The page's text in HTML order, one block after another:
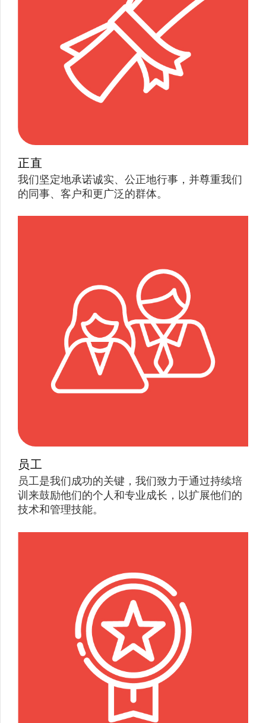
正直
我们坚定地承诺诚实、公正地行事，并尊重我们
的同事、客户和更广泛的群体。
员工
员工是我们成功的关键，我们致力于通过持续培
训来鼓励他们的个人和专业成长，以扩展他们的
技术和管理技能。